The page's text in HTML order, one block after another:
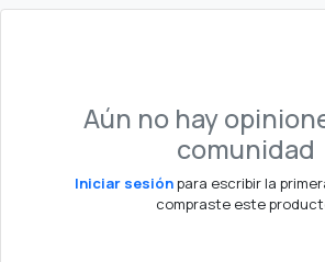
Aún no hay
comunidad
Iniciar sesiónpara escribir la
compraste este